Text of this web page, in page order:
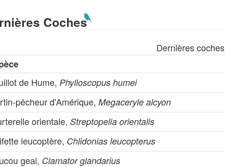
Coches
Dernières coches
de Hume, Phylloscopus humei
pêcheur d'Amérique,Megaceryle alcyon
orientale,Streptopelia orientalis
leucoptère, Chlidonias leucopterus
geai, Clamator glandarius